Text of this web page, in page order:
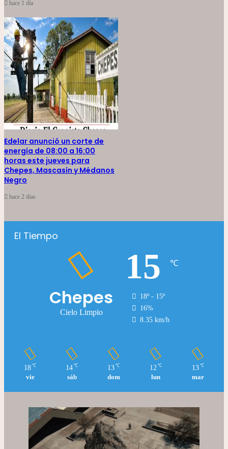
hace 1 día
Edelar anunció un corte de
energía de 08:00 a 16:00
horas este jueves para
Chepes, Mascasín y Médanos
Negro
hace 2 días
El Tiempo
Chepes
Cielo Limpio
15 ℃
18º - 15º
16%
8.35 km/h
18 ℃
vie
14 ℃
sáb
13 ℃
dom
12 ℃
lun
13 ℃
mar